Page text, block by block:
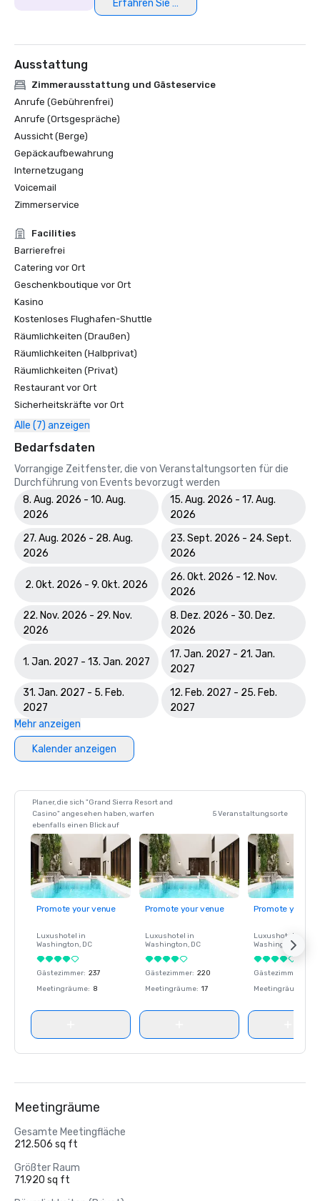
Erfahren Sie mehr
Ausstattung
Zimmerausstattung und Gästeservice
Anrufe (Gebührenfrei)
Anrufe (Ortsgespräche)
Aussicht (Berge)
Gepäckaufbewahrung
Internetzugang
Voicemail
Zimmerservice
Facilities
Barrierefrei
Catering vor Ort
Geschenkboutique vor Ort
Kasino
Kostenloses Flughafen-Shuttle
Räumlichkeiten (Draußen)
Räumlichkeiten (Halbprivat)
Räumlichkeiten (Privat)
Restaurant vor Ort
Sicherheitskräfte vor Ort
Alle (7) anzeigen
Bedarfsdaten
Vorrangige Zeitfenster, die von Veranstaltungsorten für die
Durchführung von Events bevorzugt werden
8. Aug. 2026 - 10. Aug.
2026
15. Aug. 2026 - 17. Aug.
2026
27. Aug. 2026 - 28. Aug.
2026
23. Sept. 2026 - 24. Sept.
2026
2. Okt. 2026 - 9. Okt. 2026
26. Okt. 2026 - 12. Nov.
2026
22. Nov. 2026 - 29. Nov.
2026
8. Dez. 2026 - 30. Dez.
2026
1. Jan. 2027 - 13. Jan. 2027
17. Jan. 2027 - 21. Jan.
2027
31. Jan. 2027 - 5. Feb.
2027
12. Feb. 2027 - 25. Feb.
2027
Mehr anzeigen
Kalender anzeigen
Planer, die sich "Grand Sierra Resort and
Casino" angesehen haben, warfen
ebenfalls einen Blick auf
5 Veranstaltungsorte
Promote your venue
Luxushotel in
Washington, DC
Gästezimmer: 237
Meetingräume: 8
Promote your venue
Luxushotel in
Washington, DC
Gästezimmer: 220
Meetingräume: 17
Promote your
Luxushotel in
Washington
Gästezimmer
Meetingräume
Meetingräume
Gesamte Meetingfläche
212.506 sq ft
Größter Raum
71.920 sq ft